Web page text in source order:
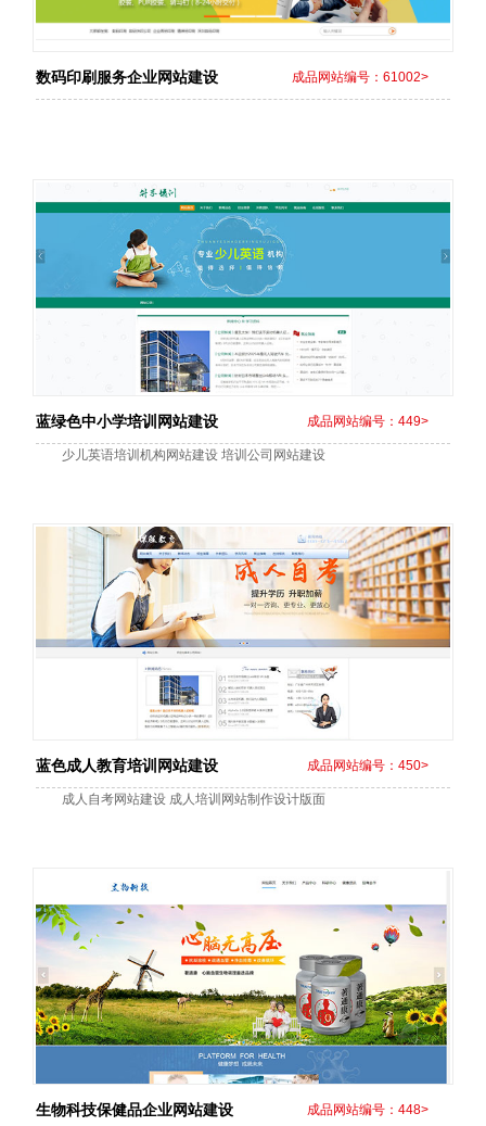
数码印刷服务企业网站建设 成品网站编号：61002>
蓝绿色中小学培训网站建设 成品网站编号：449>
少儿英语培训机构网站建设 培训公司网站建设
蓝色成人教育培训网站建设 成品网站编号：450>
成人自考网站建设 成人培训网站制作设计版面
生物科技保健品企业网站建设 成品网站编号：448>